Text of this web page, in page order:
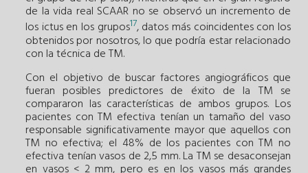
de la vida real SCAAR no se observó un incremento de
los ictus en los grupos17, datos más coincidentes con los
obtenidos por nosotros, lo que podría estar relacionado
con la técnica de TM.
Con el objetivo de buscar factores angiográficos que
fueran posibles predictores de éxito de la TM se
compararon las características de ambos grupos. Los
pacientes con TM efectiva tenían un tamaño del vaso
responsable significativamente mayor que aquellos con
TM no efectiva; el 48% de los pacientes con TM no
efectiva tenían vasos de 2,5 mm. La TM se desaconsejan
en vasos < 2 mm, pero es en los vasos más grandes